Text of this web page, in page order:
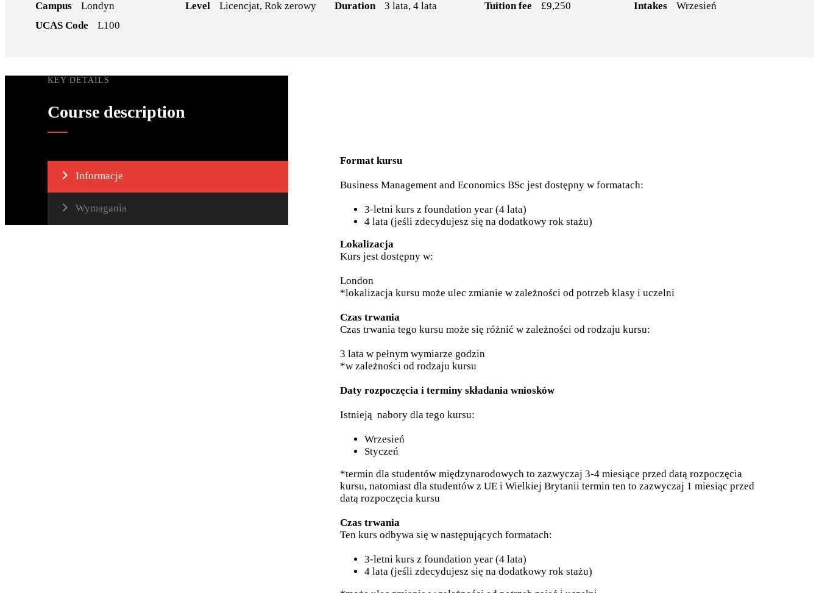
Campus Londyn Level Licencjat, Rok zerowy Duration 3 lata, 4 lata Tuition fee £9,250 Intakes
Wrzesień
UCAS Code
L100
KEY DETAILS
Course description
Informacje
Wymagania
Format kursu
Business Management and Economics BSc jest dostępny w formatach:
3-letni kurs z foundation year (4 lata)
4 lata (jeśli zdecydujesz się na dodatkowy rok stażu)
Lokalizacja
Kurs jest dostępny w:
London
*lokalizacja kursu może ulec zmianie w zależności od potrzeb klasy i uczelni
Czas trwania
Czas trwania tego kursu może się różnić w zależności od rodzaju kursu:
3 lata w pełnym wymiarze godzin
*w zależności od rodzaju kursu
Daty rozpoczęcia i terminy składania wniosków
Istnieją nabory dla tego kursu:
Wrzesień
Styczeń
*termin dla studentów międzynarodowych to zazwyczaj 3-4 miesiące przed datą rozpoczęcia
kursu, natomiast dla studentów z UE i Wielkiej Brytanii termin ten to zazwyczaj 1 miesiąc przed
datą rozpoczęcia kursu
Czas trwania
Ten kurs odbywa się w następujących formatach:
3-letni kurs z foundation year (4 lata)
4 lata (jeśli zdecydujesz się na dodatkowy rok stażu)